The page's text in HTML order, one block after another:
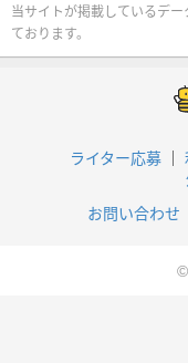
当サイトが掲載しているデ
ております。
ライター応募
お問い合わせ